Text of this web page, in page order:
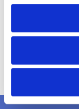
brīdinājuma.